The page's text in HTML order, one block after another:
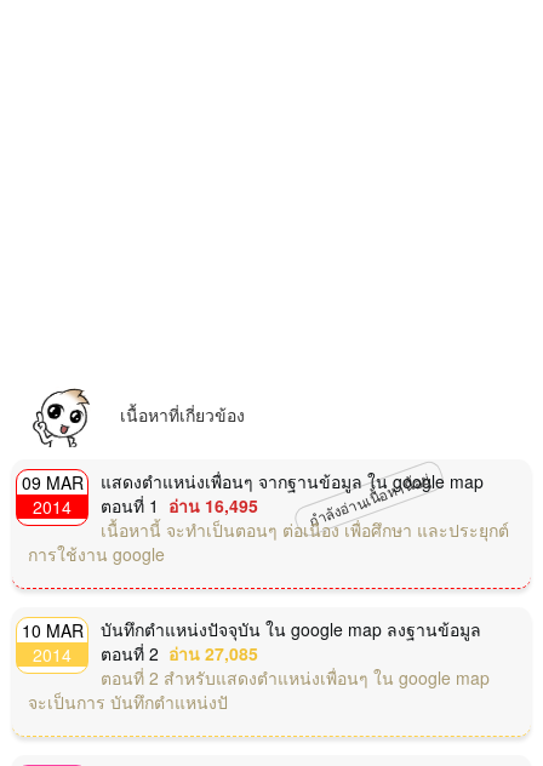
เนื้อหาที่เกี่ยวข้อง
กำลังอ่านเนื้อหานี้อยู่
09 MAR
2014
แสดงตำแหน่งเพื่อนๆ จากฐานข้อมูล ใน google map
ตอนที่ 1 อ่าน 16,495
เนื้อหานี้ จะทำเป็นตอนๆ ต่อเนื่อง เพื่อศึกษา และประยุกต์
การใช้งาน google
10 MAR
2014
บันทึกตำแหน่งปัจจุบัน ใน google map ลงฐานข้อมูล
ตอนที่ 2 อ่าน 27,085
ตอนที่ 2 สำหรับแสดงตำแหน่งเพื่อนๆ ใน google map
จะเป็นการ บันทึกตำแหน่งปั